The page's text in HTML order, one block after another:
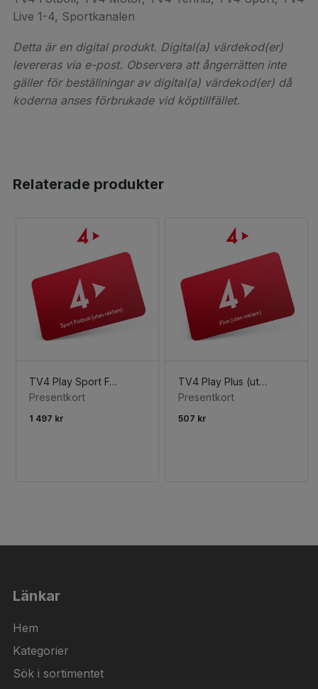
Live 1-4, Sportkanalen
Detta är en digital produkt. Digital(a) värdekod(er)
levereras via e-post. Observera att ångerrätten inte
gäller för beställningar av digital(a) värdekod(er) då
koderna anses förbrukade vid köptillfället.
Relaterade produkter
TV4 Play Sport Fotboll (utan reklam)
Presentkort
1 497 kr
TV4 Play Plus (utan reklam)
Presentkort
507 kr
Länkar
Hem
Kategorier
Sök i sortimentet